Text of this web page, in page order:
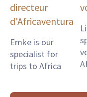
directeur
d'Africaventura
Emke is our
specialist for
trips to Africa